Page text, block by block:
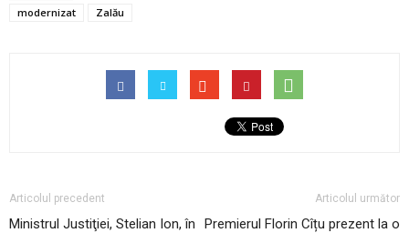
modernizat
Zalău
Articolul precedent
Ministrul Justiţiei, Stelian Ion, în
Articolul următor
Premierul Florin Cîțu prezent la o